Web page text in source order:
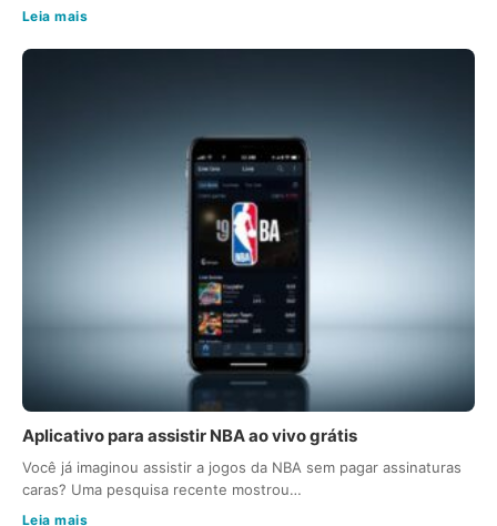
Leia mais
Aplicativo para assistir NBA ao vivo grátis
Você já imaginou assistir a jogos da NBA sem pagar assinaturas
caras? Uma pesquisa recente mostrou…
Leia mais